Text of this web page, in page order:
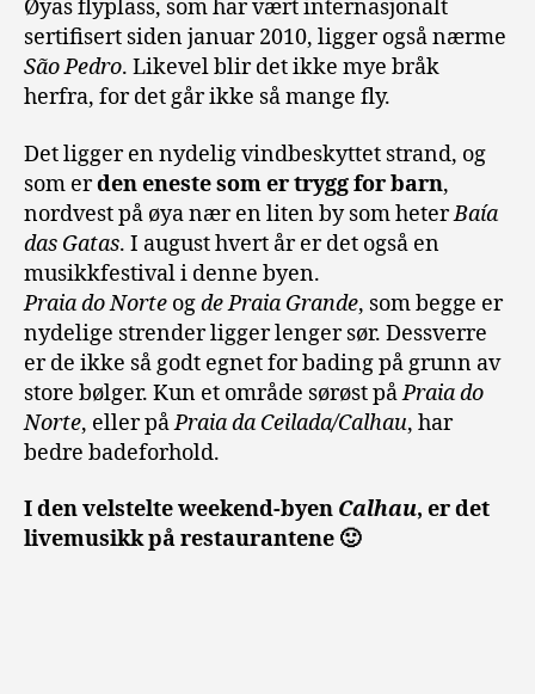
Øyas flyplass, som har vært internasjonalt
sertifisert siden januar 2010, ligger også nærme
São Pedro. Likevel blir det ikke mye bråk
herfra, for det går ikke så mange fly.
Det ligger en nydelig vindbeskyttet strand, og
som erden eneste som er trygg for barn,
nordvest på øya nær en liten by som heterBaía
das Gatas. I august hvert år er det også en
musikkfestival i denne byen.
Praia do Norte ogde Praia Grande, som begge er
nydelige strender ligger lenger sør. Dessverre
er de ikke så godt egnet for bading på grunn av
store bølger. Kun et område sørøst påPraia do
Norte, eller påPraia da Ceilada/Calhau, har
bedre badeforhold.
I den velstelte weekend-byen Calhau, er det
livemusikk på restaurantene 🙂